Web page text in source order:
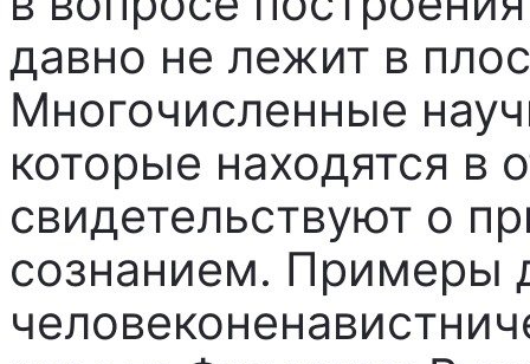
давно не лежит в
Многочисленные
которые находятся в
свидетельствуют о
сознанием. Примеры